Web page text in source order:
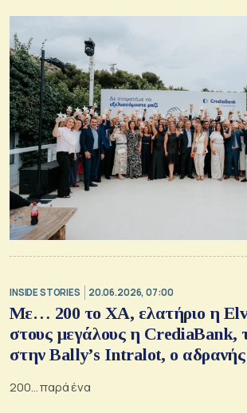
INSIDE STORIES 20.06.2026, 07:00
Με… 200 το ΧΑ, ελατήριο η
στους μεγάλους η CrediaBank,
στην Bally’s Intralot, ο αδρανής
200… παρά ένα